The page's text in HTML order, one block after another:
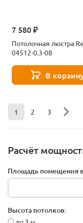
Расчёт
Площадь помещения
Высота потолков:
7 580 ₽
Потолочная люстра
04512-0.3-08
В
1 2 3